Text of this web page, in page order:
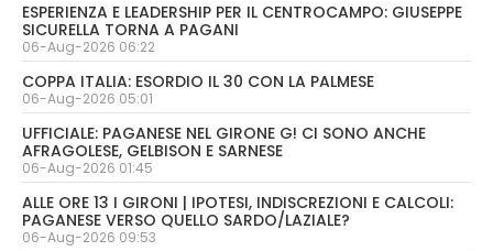
ESPERIENZA E LEADERSHIP PER IL CENTROCAMPO: GIUSEPPE
SICURELLA TORNA A PAGANI
06-Aug-2026 06:22
COPPA ITALIA: ESORDIO IL 30 CON LA PALMESE
06-Aug-2026 05:01
UFFICIALE: PAGANESE NEL GIRONE G! CI SONO ANCHE
AFRAGOLESE, GELBISON E SARNESE
06-Aug-2026 01:45
ALLE ORE 13 I GIRONI | IPOTESI, INDISCREZIONI E CALCOLI:
PAGANESE VERSO QUELLO SARDO/LAZIALE?
06-Aug-2026 09:53